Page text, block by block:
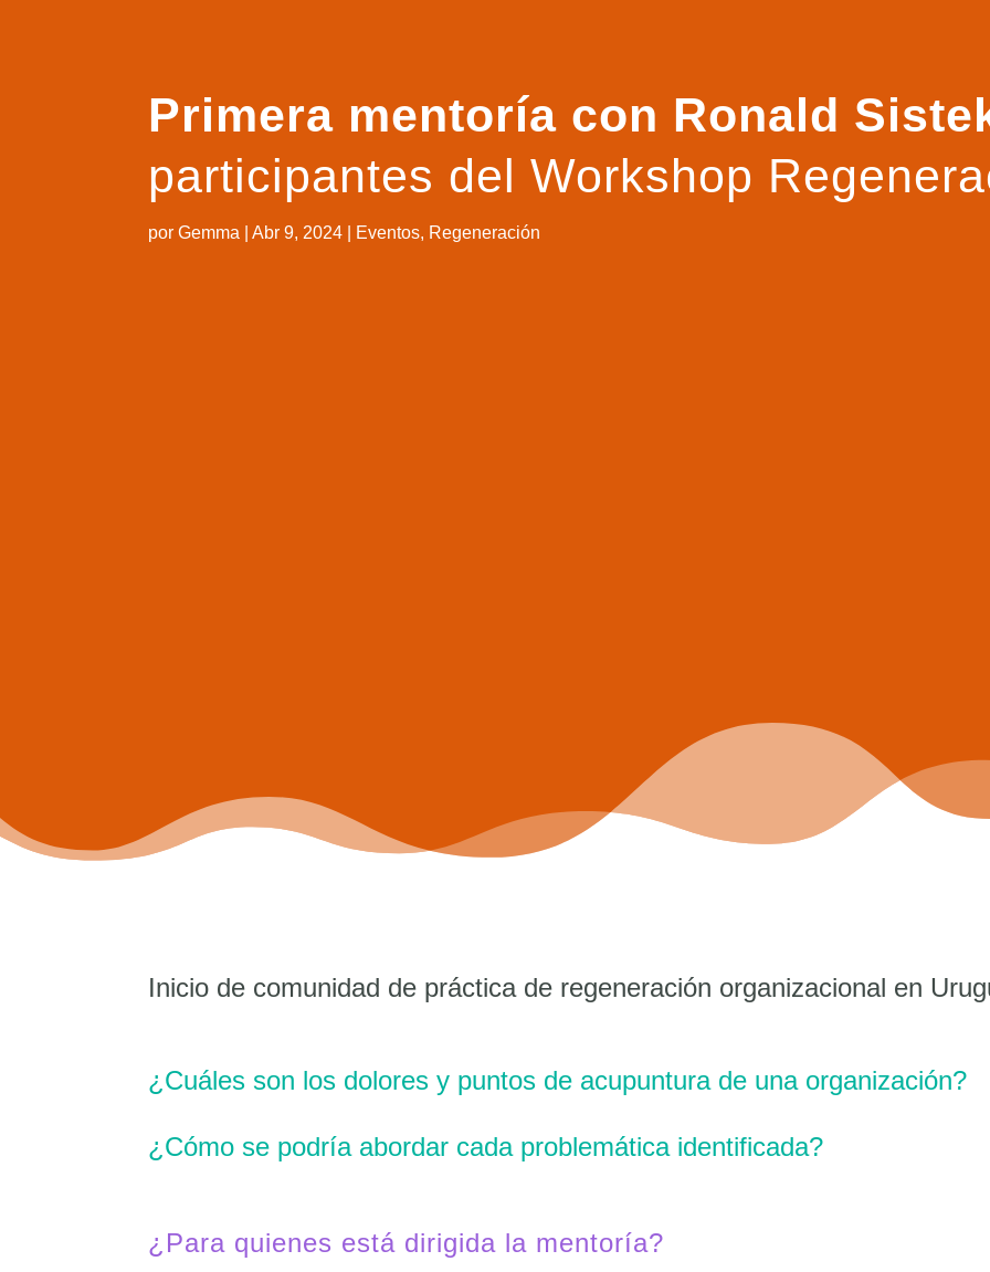
Primera mentoría con Ronald
participantes del Workshop
porGemma |Abr 9, 2024 Eventos, Regeneración
Inicio de comunidad de práctica de regeneración organizacional en
¿ Cuáles son los dolores y puntos de acupuntura de una organización?
¿ Cómo se podría abordar cada problemática identificada?
¿Para quienes está dirigida la mentoría?